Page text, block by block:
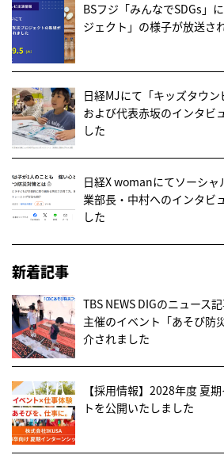
BSフジ「みんなでSDGs」
ジェクト」の様子が放送さ
日経MJにて「キッズタウ
および代表赤坂のインタビ
した
日経X womanにてソーシャ
業部長・中村へのインタビ
した
新着記事
TBS NEWS DIGのニュース
主催のイベント「あそび防
介されました
【採用情報】2028年度 夏
トを公開いたしました